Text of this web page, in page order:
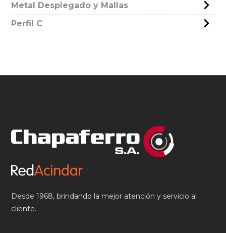
Metal Desplegado y Mallas
Perfil C
Desde 1968, brindando la mejor atención y servicio al
cliente.